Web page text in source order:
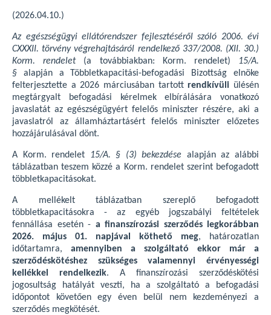
(2026.04.10.)
Az egészségügyi ellátórendszer fejlesztéséről szóló 2006. évi
CXXXII. törvény végrehajtásáról rendelkező 337/2008. (XII. 30.)
Korm. rendelet (a továbbiakban: Korm. rendelet) 15/A.
§ alapján a Többletkapacitási-befogadási Bizottság elnöke
felterjesztette a 2026 márciusában tartottrendkívüli ülésén
megtárgyalt befogadási kérelmek elbírálására vonatkozó
javaslatát az egészségügyért felelős miniszter részére, aki a
javaslatról az államháztartásért felelős miniszter előzetes
hozzájárulásával dönt.
A Korm. rendelet 15/A. § (3) bekezdése alapján az alábbi
táblázatban teszem közzé a Korm. rendelet szerint befogadott
többletkapacitásokat.
A mellékelt táblázatban szereplő befogadott
többletkapacitásokra - az egyéb jogszabályi feltételek
fennállása esetén - a finanszírozási szerződés legkorábban
2026. május 01. napjával köthető meg, határozatlan
időtartamra, amennyiben a szolgáltató ekkor már a
szerződéskötéshez szükséges valamennyi érvényességi
kellékkel rendelkezik. A finanszírozási szerződéskötési
jogosultság hatályát veszti, ha a szolgáltató a befogadási
időpontot követően egy éven belül nem kezdeményezi a
szerződés megkötését.